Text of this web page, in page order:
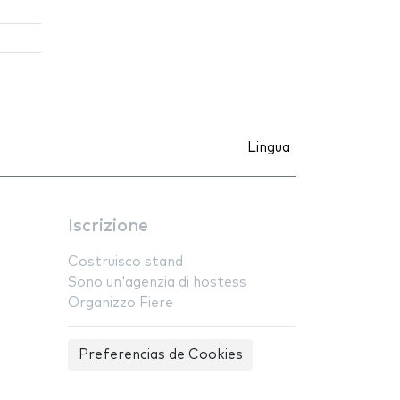
Lingua
Iscrizione
Costruisco stand
Sono un'agenzia di hostess
Organizzo Fiere
Preferencias de Cookies